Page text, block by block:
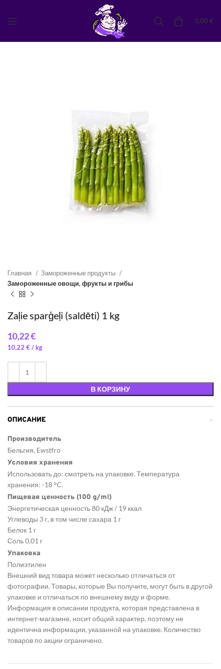
0,00 €
Главная
Замороженные продукты
Замороженные овощи, фрукты и грибы
Zaļie sparģeļi (saldēti) 1 kg
€
10,22 €/
В КОРЗИНУ
ОПИСАНИЕ
Производитель
Бельгия, Ewstfro
Условия хранения
Использовать до: смотреть на упаковке. Температура
хранения: -18 °C.
Пищевая ценность (100 g/ml)
Энергетическая ценность 80 кДж / 19 ккал
Углеводы 3 г, в том числе сахара 1 г
Белок 1 г
Соль 0,01 г
Упаковка
Полиэтилен
Внешний вид товара может несколько отличаться от
фотографии. Товары, которые Вы получите, могут быть в другой
упаковке и отличаться по внешнему виду и форме.
Информация в описании продукта, которая представлена в
интернет-магазине, носит общий характер, поэтому не
идентична информации, указанной на упаковке. Количество
товаров по акции ограничено.